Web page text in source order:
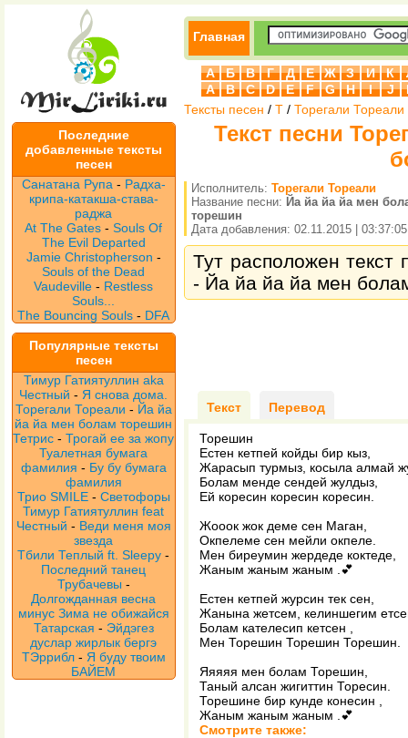
Последние
добавленные тексты
песен
Санатана Рупа - Радха-
крипа-катакша-става-
раджа
At The Gates -Souls Of
The Evil Departed
Jamie Christopherson -
Souls of the Dead
Vaudeville- Restless
Souls...
The Bouncing Souls - DFA
Популярные тексты
песен
Тимур Гатиятуллин aka
Честный - Я снова дома.
Торегали Тореали - Йа йа
йа йа мен болам торешин
Тетрис -Трогай ее за жопу
Туалетная бумага
фамилия - Бу бу бумага
фамилия
Трио SMILE - Светофоры
Тимур Гатиятуллин feat
Честный - Веди меня моя
звезда
Тбили Теплый ft. Sleepy -
Последний танец
Трубачевы -
Долгожданная весна
минус Зима не обижайся
Татарская - Эйдэгез
дуслар жирлык бергэ
ТЭррибл - Я буду твоим
БАЙЕМ
Главная
А Б В Г Д Е Ж З И К
A
B C D E F G H I J
Тексты песен / Т / Торегали Тореали
Текст песни
Исполнитель: Торегали Тореали
Название песни: Йа йа йа йа мен
торешин
Дата добавления: 02.11.2015 | 03:37:05
Тут расположен текст
- Йа йа йа йа мен
Текст Перевод
Торешин
Естен кетпей койды бир кыз,
Жарасып турмыз, косыла алмай
Болам менде сендей жулдыз,
Ей коресин коресин коресин.
Жооок жок деме сен Маган,
Окпелеме сен мейли окпеле.
Мен биреумин жердеде коктеде,
Жаным жаным жаным .💕
Естен кетпей журсин тек сен,
Жанына жетсем, келиншегим
Болам кателесип кетсен ,
Мен Торешин Торешин Торешин.
Яяяяя мен болам Торешин,
Таный алсан жигиттин Торесин.
Торешине бир кунде конесин ,
Жаным жаным жаным .💕
Смотрите также: